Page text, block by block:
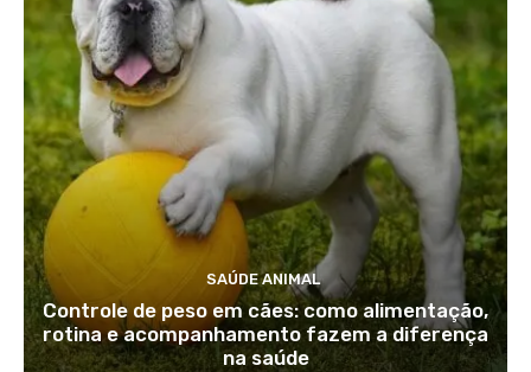
SAÚDE ANIMAL
Controle de peso em cães: como alimentação,
rotina e acompanhamento fazem a diferença
na saúde